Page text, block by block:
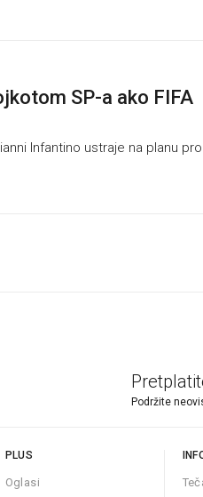
SP-a ako FIFA
Infantino ustraje na planu
Podržite
PLUS
Oglasi